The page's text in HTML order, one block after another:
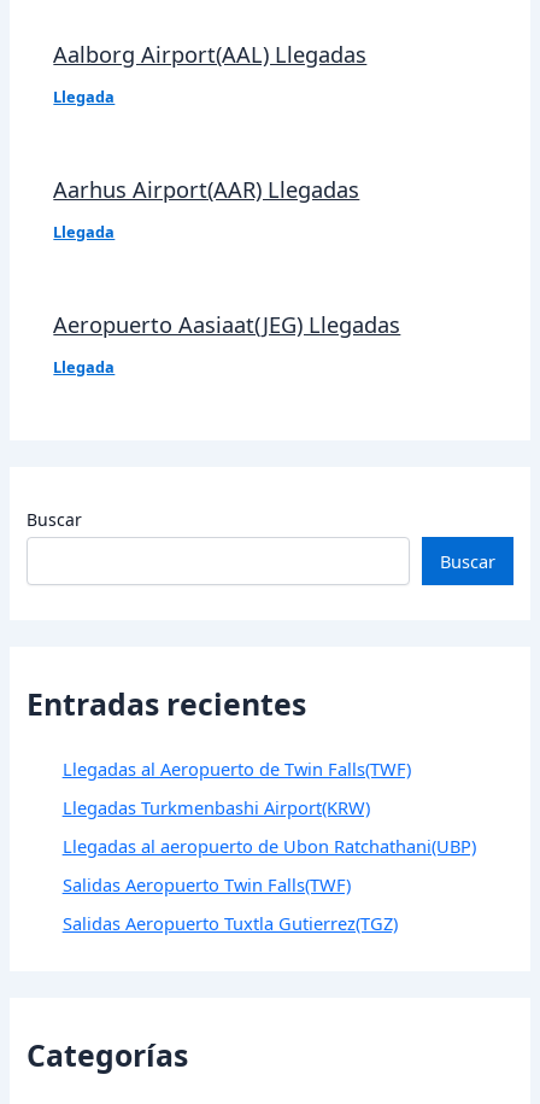
Aalborg Airport(AAL) Llegadas
Llegada
Aarhus Airport(AAR) Llegadas
Llegada
Aeropuerto Aasiaat(JEG) Llegadas
Llegada
Buscar
Buscar
Entradas recientes
Llegadas al Aeropuerto de Twin Falls(TWF)
Llegadas Turkmenbashi Airport(KRW)
Llegadas al aeropuerto de Ubon Ratchathani(UBP)
Salidas Aeropuerto Twin Falls(TWF)
Salidas Aeropuerto Tuxtla Gutierrez(TGZ)
Categorías